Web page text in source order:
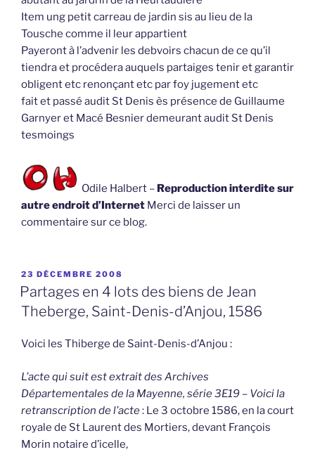
Item ung petit carreau de jardin sis au lieu de la
Tousche comme il leur appartient
Payeront à l’advenir les debvoirs chacun de ce qu’il
tiendra et procédera auquels partaiges tenir et garantir
obligent etc renonçant etc par foy jugement etc
fait et passé audit St Denis ès présence de Guillaume
Garnyer et Macé Besnier demeurant audit St Denis
tesmoings
Odile Halbert – Reproduction interdite sur
autre endroit d’Internet Merci de laisser un
commentaire sur ce blog.
PUBLIÉ
LE
23 DÉCEMBRE 2008
Partages en 4 lots des biens de Jean
Theberge, Saint-Denis-d’Anjou, 1586
Voici les Thiberge de Saint-Denis-d’Anjou :
L’acte qui suit est extrait des Archives
Départementales de la Mayenne, série 3E19 – Voici la
retranscription de l’acte: Le 3 octobre 1586, en la court
royale de St Laurent des Mortiers, devant François
Morin notaire d’icelle,